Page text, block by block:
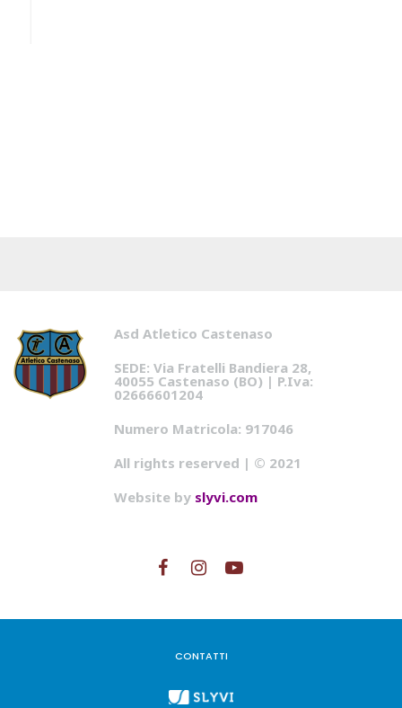
Asd Atletico Castenaso
SEDE: Via Fratelli Bandiera 28,
40055 Castenaso (BO) | P.Iva:
02666601204
Numero Matricola: 917046
All rights reserved | © 2021
Website by slyvi.com
CONTATTI